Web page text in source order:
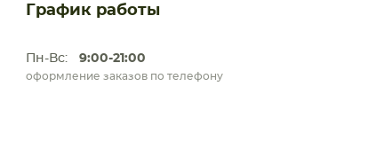
График работы
Пн-Вс: 9:00-21:00
оформление заказов по телефону